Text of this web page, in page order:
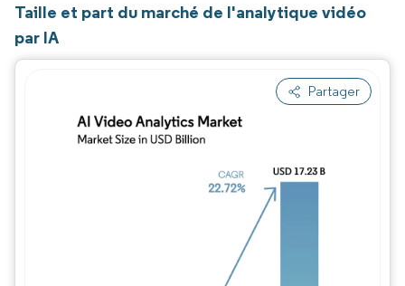
Taille et part du marché de l'analytique vidéo
par IA
Partager